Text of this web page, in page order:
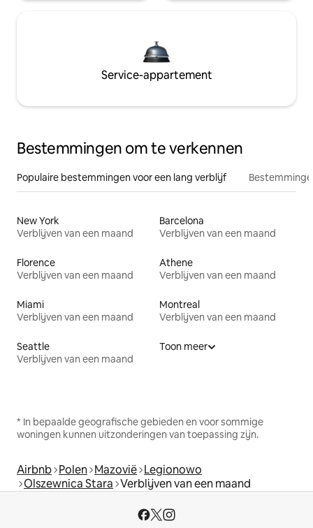
Service-appartement
Bestemmingen om te verkennen
Populaire bestemmingen voor een lang verblijf
New York
Verblijven van een maand
Barcelona
Verblijven van een maand
Florence
Verblijven van een maand
Athene
Verblijven van een maand
Miami
Verblijven van een maand
Montreal
Verblijven van een maand
Seattle
Verblijven van een maand
Toon meer
* In bepaalde geografische gebieden en voor sommige
woningen kunnen uitzonderingen van toepassing zijn.
Airbnb Polen Mazovië Legionowo
Olszewnica Stara Verblijven van een maand